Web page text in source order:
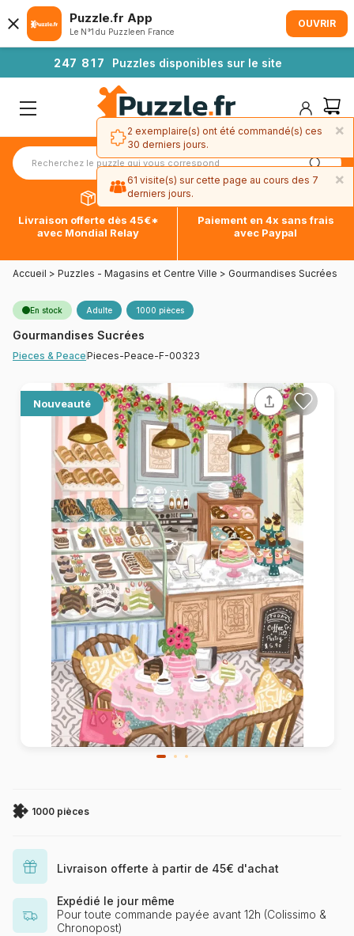
247 81 7 Puzzles disponibles sur le site
Livraison offerte dès 45€*
avec Mondial Relay
Paiement en 4x sans frais
avec Paypal
Accueil > Puzzles - Magasins et Centre Ville > Gourmandises Sucrées
En stock Adulte 1000 pièces
Gourmandises Sucrées
Pieces & PeacePieces-Peace-F-00323
Nouveauté
1000 pièces
Livraison offerte à partir de 45€ d'achat
Expédié le jour même
Pour toute commande payée avant 12h (Colissimo &
Chronopost)
×
2 exemplaire(s) ont été commandé(s) ces
30 derniers jours.
×
61 visite(s) sur cette page au cours des 7
derniers jours.
Puzzle.fr App
Le N°1 du Puzzle en France
OUVRIR